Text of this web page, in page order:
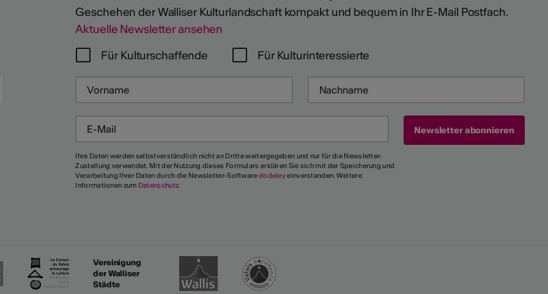
Geschehen der Walliser Kulturlandschaft kompakt und bequem in Ihr E-Mail Postfach.
Aktuelle Newsletter ansehen
Für Kulturschaffende
Für Kulturinteressierte
Ihre Daten werden selbstverständlich nicht an Dritte weitergegeben und nur für die Newsletter-
Zustellung verwendet. Mit der Nutzung dieses Formulars erklären Sie sich mit der Speicherung und
Verarbeitung Ihrer Daten durch die Newsletter-Software dodeleyeinverstanden. Weitere
Informationen zum Datenschutz.
Vereinigung
der Walliser
Städte